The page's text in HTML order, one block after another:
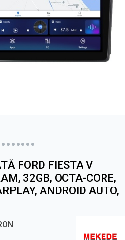
FORD FIESTA V
32GB, OCTA-CORE,
ANDROID AUTO,